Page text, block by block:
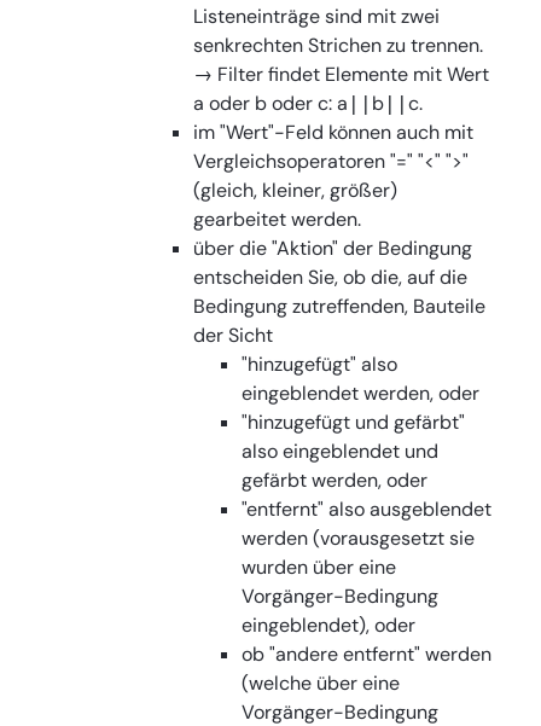
Listeneinträge sind mit zwei
senkrechten Strichen zu trennen.
→ Filter findet Elemente mit Wert
a oder b oder c: a || b || c.
im "Wert"-Feld können auch mit
Vergleichsoperatoren "=" "<" ">"
(gleich, kleiner, größer)
gearbeitet werden.
über die "Aktion" der Bedingung
entscheiden Sie, ob die, auf die
Bedingung zutreffenden, Bauteile
der Sicht
"hinzugefügt" also
eingeblendet werden, oder
"hinzugefügt und gefärbt"
also eingeblendet und
gefärbt werden, oder
"entfernt" also ausgeblendet
werden (vorausgesetzt sie
wurden über eine
Vorgänger-Bedingung
eingeblendet), oder
ob "andere entfernt" werden
(welche über eine
Vorgänger-Bedingung